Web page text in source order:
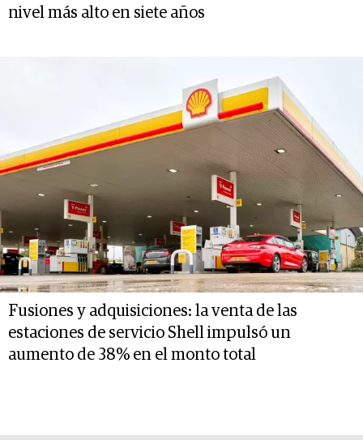
nivel más alto en siete años
Fusiones y adquisiciones: la venta de las
estaciones de servicio Shell impulsó un
aumento de 38% en el monto total